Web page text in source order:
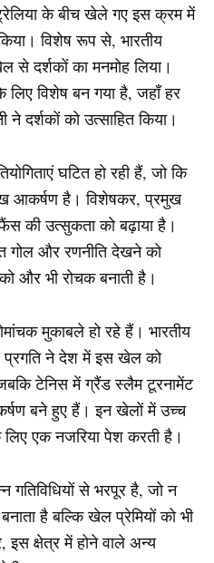
के बीच खेले गए इस क्रम में
विशेष रूप से, भारतीय
दर्शकों का मनमोह लिया।
विशेष बन गया है, जहाँ हर
दर्शकों को उत्साहित किया।
घटित हो रही हैं, जो कि
है। विशेषकर, प्रमुख
की उत्सुकता को बढ़ाया है।
और रणनीति देखने को
और भी रोचक बनाती है।
मुकाबले हो रहे हैं। भारतीय
प्रगति ने देश में इस खेल को
टेनिस में ग्रैंड स्लैम टूरनामेंट
बने हुए हैं। इन खेलों में उच्च
लिए एक नजरिया पेश करती है।
से भरपूर है, जो न
है बल्कि खेल प्रेमियों को भी
क्षेत्र में होने वाले अन्य